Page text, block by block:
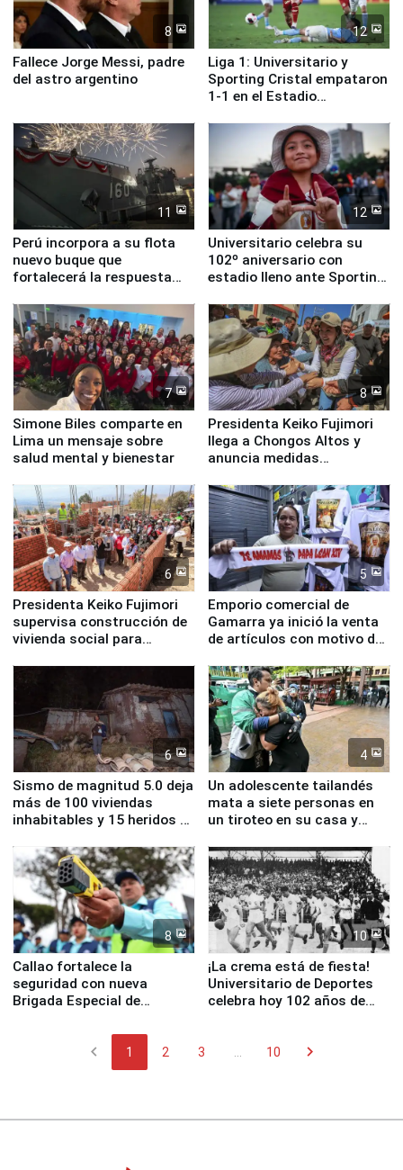
8
Fallece Jorge Messi, padre
del astro argentino
12
Liga 1: Universitario y
Sporting Cristal empataron
1-1 en el Estadio
11
Perú incorpora a su flota
nuevo buque que
fortalecerá la respuesta
12
Universitario celebra su
102º aniversario con
estadio lleno ante Sporting
7
Simone Biles comparte en
Lima un mensaje sobre
salud mental y bienestar
8
Presidenta Keiko Fujimori
llega a Chongos Altos y
anuncia medidas
educación, salud y empleo
6
Presidenta Keiko Fujimori
supervisa construcción de
vivienda social para
5
Emporio comercial de
Gamarra ya inició la venta
de artículos con motivo de
6
Sismo de magnitud 5.0 deja
más de 100 viviendas
inhabitables y 15 heridos en
4
Un adolescente tailandés
mata a siete personas en
un tiroteo en su casa y
8
Callao fortalece la
seguridad con nueva
Brigada Especial de
equipamiento para
10
¡La crema está de fiesta!
Universitario de Deportes
celebra hoy 102 años de
chevron_left 1 2 3 10 chevron_right